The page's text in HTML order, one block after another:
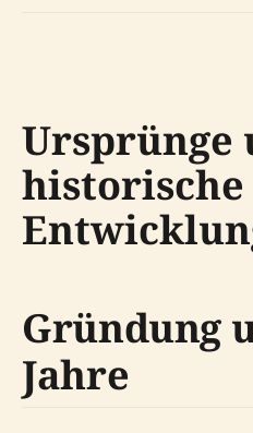
Ursprünge
historische
Gründung
Jahre